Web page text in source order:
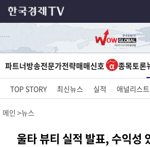
파트너방송전문가전략매매신호 종목토론
TOP STORY 최신뉴스 실적 애널리스
메인 뉴스
울타 뷰티 실적 발표, 수익성